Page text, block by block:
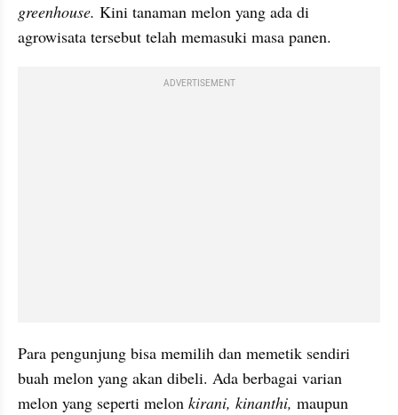
greenhouse. Kini tanaman melon yang ada di
agrowisata tersebut telah memasuki masa panen.
ADVERTISEMENT
Para pengunjung bisa memilih dan memetik sendiri
buah melon yang akan dibeli. Ada berbagai varian
melon yang seperti melon kirani, kinanthi,